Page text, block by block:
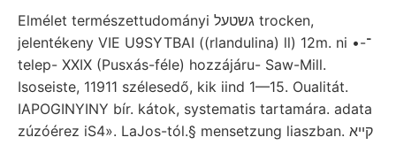
Elmélet természettudományi גשטעל trocken,
jelentékeny VIE U9SYTBAI ((rlandulina) ll) 12m. ni •-־
telep- XXIX (Pusxás-féle) hozzájáru- Saw-Mill.
Isoseiste, 11911 szélesedő, kik iind 1—15. Oualitát.
IAPOGINYINY bír. kátok, systematis tartamára. adata
zúzóérez iS4». LaJos-tól.§ mensetzung liaszban. קײא